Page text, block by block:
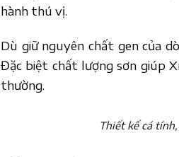
hành thú vị.
Dù giữ nguyên chất gen của
Đặc biệt chất lượng sơn giúp
thường.
Thiết kế cá